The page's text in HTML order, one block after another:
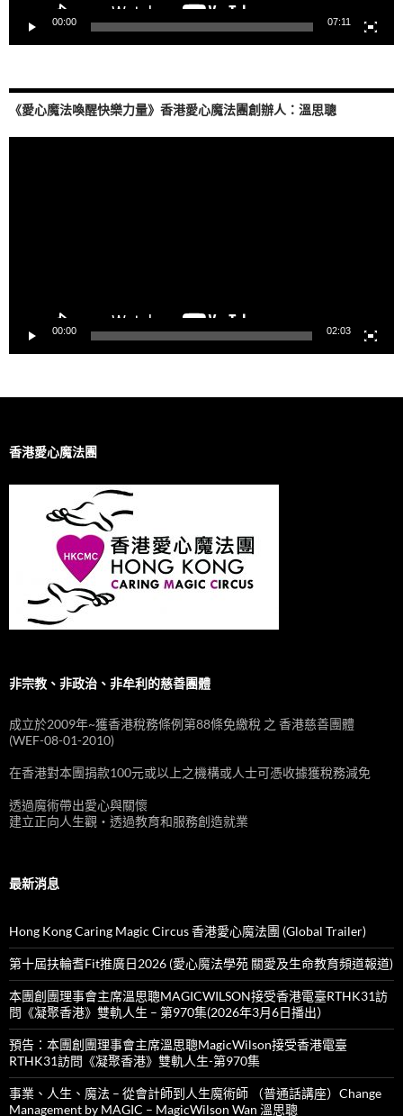
00:00 07:11
《愛心魔法喚醒快樂力量》香港愛心魔法團創辦人：溫思聰
00:00 02:03
香港愛心魔法團
非宗教、非政治、非牟利的慈善團體
成立於2009年~獲香港稅務條例第88條免繳稅 之 香港慈善團體
(WEF-08-01-2010)
在香港對本團捐款100元或以上之機構或人士可憑收據獲稅務減免
透過魔術帶出愛心與關懷
建立正向人生觀‧透過教育和服務創造就業
最新消息
Hong Kong Caring Magic Circus 香港愛心魔法團 (Global Trailer)
第十屆扶輪耆Fit推廣日2026 (愛心魔法學苑 關愛及生命教育頻道報道)
本團創團理事會主席溫思聰MAGICWILSON接受香港電臺RTHK31訪
問《凝聚香港》雙軌人生 – 第970集(2026年3月6日播出）
預告：本團創團理事會主席溫思聰MagicWilson接受香港電臺
RTHK31訪問《凝聚香港》雙軌人生-第970集
事業、人生、魔法 – 從會計師到人生魔術師 （普通話講座）Change
Management by MAGIC – MagicWilson Wan 溫思聰